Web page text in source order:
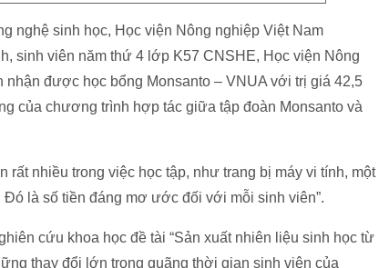
nghệ sinh học, Học viện Nông nghiệp Việt Nam
sinh viên năm thứ 4 lớp K57 CNSHE, Học viện Nông
nhận được học bổng Monsanto – VNUA với trị giá 42,5
của chương trình hợp tác giữa tập đoàn Monsanto và
rất nhiều trong việc học tập, như trang bị máy vi tính, một
là số tiền đáng mơ ước đối với mỗi sinh viên”.
cứu khoa học đề tài “Sản xuất nhiên liệu sinh học từ
thay đổi lớn trong quãng thời gian sinh viên của